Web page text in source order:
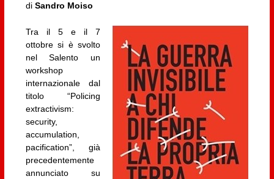
di Sandro Moiso
Tra il 5 e il 7
ottobre si è svolto
nel Salento un
workshop
internazionale dal
titolo “Policing
extractivism:
security,
accumulation,
pacification”, già
precedentemente
annunciato su